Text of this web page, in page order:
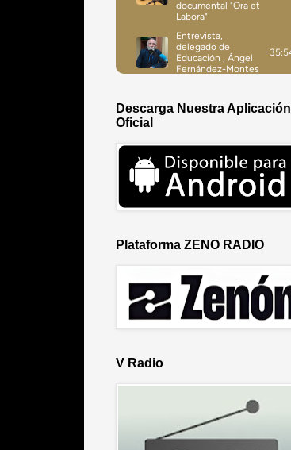
Descarga Nuestra Aplicación
Oficial
Plataforma ZENO RADIO
V Radio